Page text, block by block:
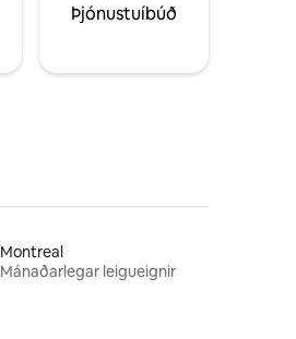
Þjónustuíbúð
Montreal
Mánaðarlegar leigueignir